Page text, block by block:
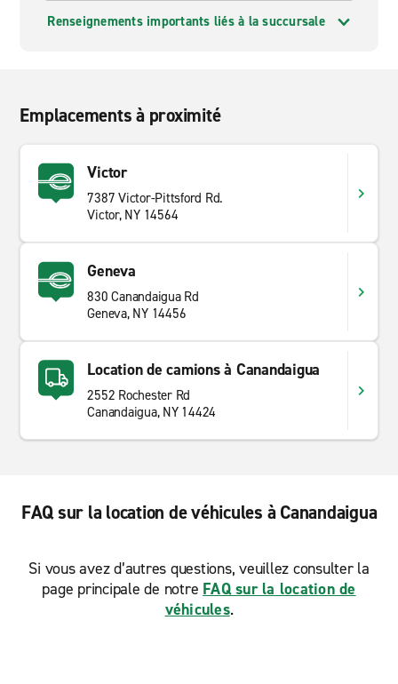
Renseignements importants liés à la succursale
Emplacements à proximité
Victor
7387 Victor-Pittsford Rd.
Victor, NY 14564
Geneva
830 Canandaigua Rd
Geneva, NY 14456
Location de camions à Canandaigua
2552 Rochester Rd
Canandaigua, NY 14424
FAQ sur la location de véhicules à Canandaigua
Si vous avez d’autres questions, veuillez consulter la
page principale de notre FAQ sur la location de
véhicules.